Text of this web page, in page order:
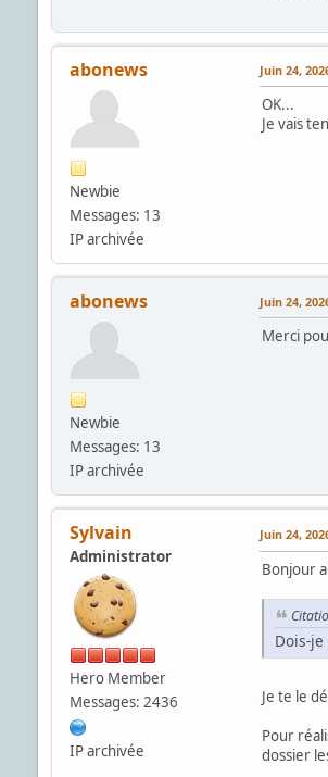
abonews
Newbie
Messages: 13
IP archivée
Juin 24,
OK...
Je vais
abonews
Newbie
Messages: 13
IP archivée
Juin 24,
Merci
Sylvain
Administrator
Hero Member
Messages: 2436
IP archivée
Juin 24,
Bonjour
Dois-
Je te le
Pour
dossier